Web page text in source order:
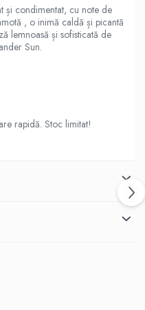
și condimentat, cu note de
, o inimă caldă și picantă
lemnoasă și sofisticată de
Sun.
rapidă. Stoc limitat!